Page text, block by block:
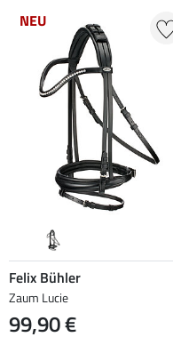
NEU
Felix Bühler
Zaum Lucie
99,90 €